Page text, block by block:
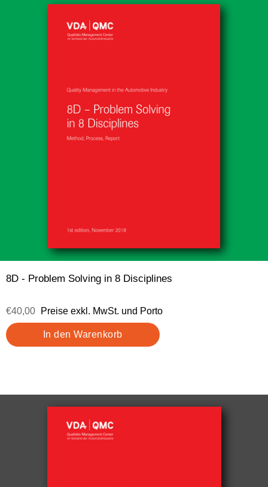
8D - Problem Solving in 8 Disciplines
€40,00 Preise exkl. MwSt. und Porto